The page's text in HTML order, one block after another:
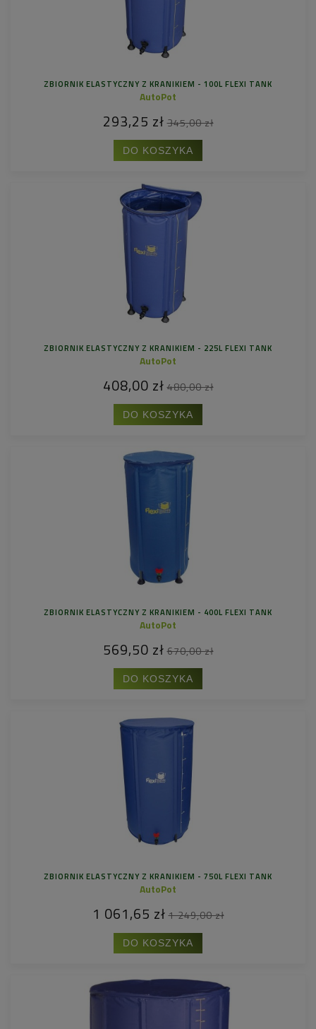
ZBIORNIK ELASTYCZNY Z KRANIKIEM - 100L FLEXI TANK
AutoPot
293,25 zł 345,00 zł
DO KOSZYKA
ZBIORNIK ELASTYCZNY Z KRANIKIEM - 225L FLEXI TANK
AutoPot
408,00 zł 480,00 zł
DO KOSZYKA
ZBIORNIK ELASTYCZNY Z KRANIKIEM - 400L FLEXI TANK
AutoPot
569,50 zł 670,00 zł
DO KOSZYKA
ZBIORNIK ELASTYCZNY Z KRANIKIEM - 750L FLEXI TANK
AutoPot
1 061,65 zł 1 249,00 zł
DO KOSZYKA